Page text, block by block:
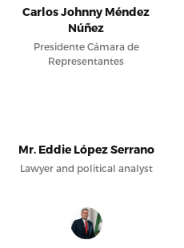
Carlos Johnny Méndez
Núñez
Presidente Cámara de
Representantes
Mr. Eddie López Serrano
Lawyer and political analyst